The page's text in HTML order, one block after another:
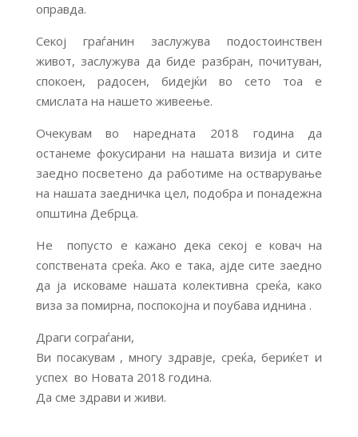
оправда.
Секој граѓанин заслужува подостоинствен
живот, заслужува да биде разбран, почитуван,
спокоен, радосен, бидејќи во сето тоа е
смислата на нашето живеење.
Очекувам во наредната 2018 година да
останеме фокусирани на нашата визија и сите
заедно посветено да работиме на остварување
на нашата заедничка цел, подобра и понадежна
општина Дебрца.
Не попусто е кажано дека секој е ковач на
сопствената среќа. Ако е така, ајде сите заедно
да ја исковаме нашата колективна среќа, како
виза за помирна, поспокојна и поубава иднина .
Драги сограѓани,
Ви посакувам , многу здравје, среќа, бериќет и
успех во Новата 2018 година.
Да сме здрави и живи.